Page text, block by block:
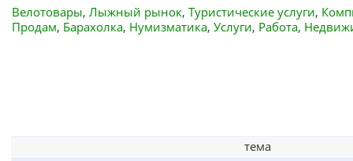
Велотовары, Лыжный рынок, Туристические услуги,
Продам, Барахолка, Нумизматика, Услуги, Работа,
тема